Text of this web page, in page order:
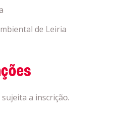
de Leiria
a inscrição.